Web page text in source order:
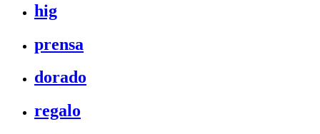
hig
prensa
dorado
regalo